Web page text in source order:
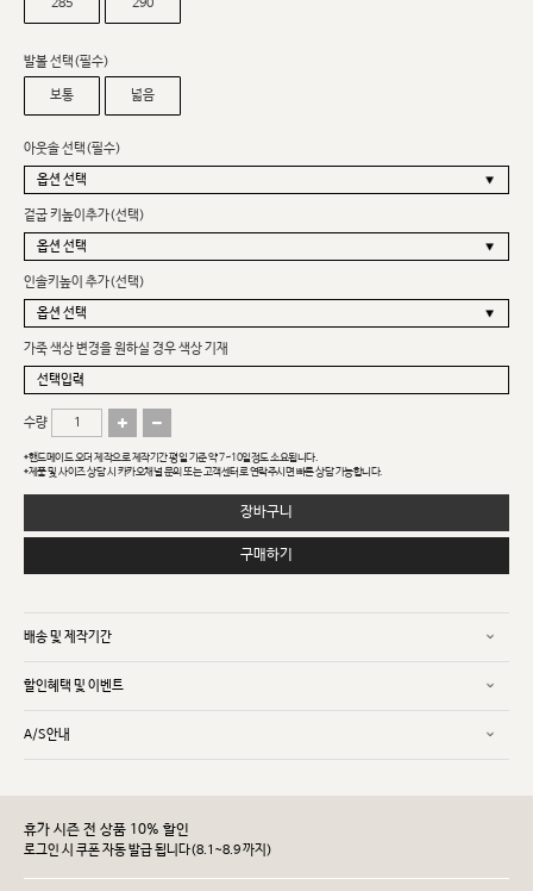
285 290
발볼 선택(필수)
보통 넓음
아웃솔 선택(필수)
겉굽 키높이추가(선택)
인솔키높이 추가(선택)
가죽 색상 변경을 원하실 경우 색상 기재
수량
*핸드메이드 오더 제작으로 제작기간 평일 기준 약 7~10일정도 소요됩니다.
*제품 및 사이즈 상담 시 카카오채널 문의 또는 고객센터로 연락주시면 빠른 상담 가능합니다.
장바구니
구매하기
배송 및 제작기간
할인혜택 및 이벤트
A/S안내
휴가 시즌 전 상품 10% 할인
로그인 시 쿠폰 자동 발급 됩니다(8.1~8.9 까지)